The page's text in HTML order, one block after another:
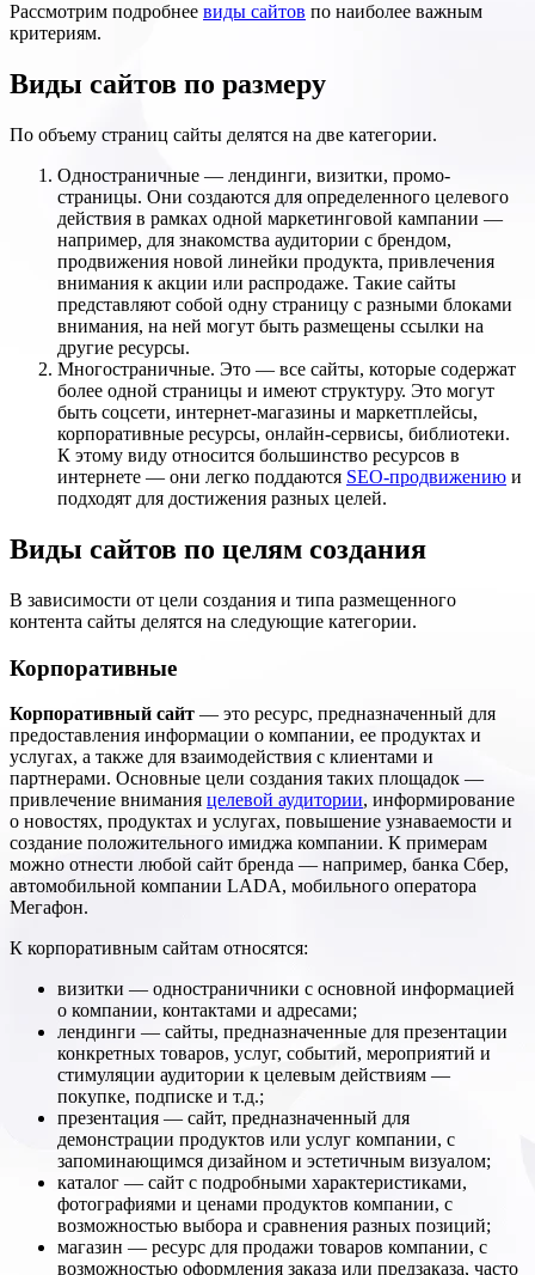
Рассмотрим подробнее виды сайтов по наиболее важным
критериям.
Виды сайтов по размеру
По объему страниц сайты делятся на две категории.
Одностраничные — лендинги, визитки, промо-
страницы. Они создаются для определенного целевого
действия в рамках одной маркетинговой кампании —
например, для знакомства аудитории с брендом,
продвижения новой линейки продукта, привлечения
внимания к акции или распродаже. Такие сайты
представляют собой одну страницу с разными блоками
внимания, на ней могут быть размещены ссылки на
другие ресурсы.
Многостраничные. Это — все сайты, которые содержат
более одной страницы и имеют структуру. Это могут
быть соцсети, интернет-магазины и маркетплейсы,
корпоративные ресурсы, онлайн-сервисы, библиотеки.
К этому виду относится большинство ресурсов в
интернете — они легко поддаются SEO-продвижению и
подходят для достижения разных целей.
Виды сайтов по целям создания
В зависимости от цели создания и типа размещенного
контента сайты делятся на следующие категории.
Корпоративные
Корпоративный сайт — это ресурс, предназначенный для
предоставления информации о компании, ее продуктах и
услугах, а также для взаимодействия с клиентами и
партнерами. Основные цели создания таких площадок —
привлечение внимания целевой аудитории, информирование
о новостях, продуктах и услугах, повышение узнаваемости и
создание положительного имиджа компании. К примерам
можно отнести любой сайт бренда — например, банка Сбер,
автомобильной компании LADA, мобильного оператора
Мегафон.
К корпоративным сайтам относятся:
визитки — одностраничники с основной информацией
о компании, контактами и адресами;
лендинги — сайты, предназначенные для презентации
конкретных товаров, услуг, событий, мероприятий и
стимуляции аудитории к целевым действиям —
покупке, подписке и т.д.;
презентация — сайт, предназначенный для
демонстрации продуктов или услуг компании, с
запоминающимся дизайном и эстетичным визуалом;
каталог — сайт с подробными характеристиками,
фотографиями и ценами продуктов компании, с
возможностью выбора и сравнения разных позиций;
магазин — ресурс для продажи товаров компании, с
возможностью оформления заказа или предзаказа, часто